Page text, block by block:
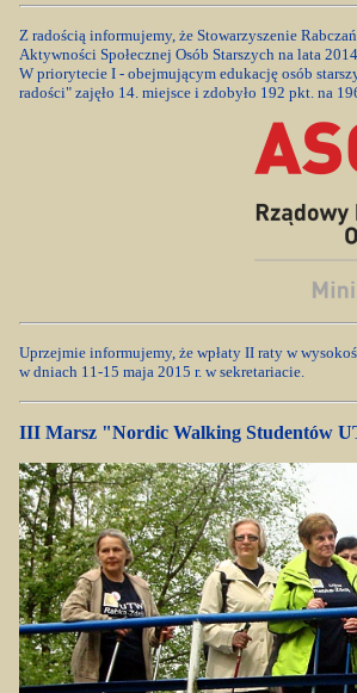
Z radością informujemy, że Stowarzyszenie
Aktywności Społecznej Osób Starszych na lata
W priorytecie I - obejmującym edukację osób
radości" zajęło 14. miejsce i zdobyło 192 pkt. na
Uprzejmie informujemy, że wpłaty II raty w
w dniach 11-15 maja 2015 r. w sekretariacie.
III Marsz "Nordic Walking Studentów